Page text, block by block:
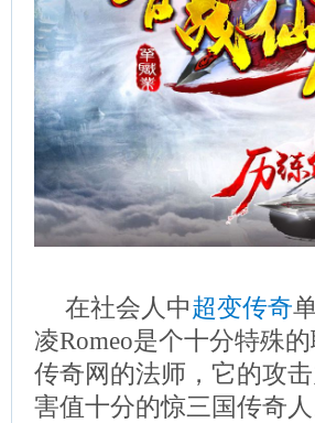
在社会人中超变传奇
凌Romeo是个十分特殊
传奇网的法师，它的攻
害值十分的惊三国传奇